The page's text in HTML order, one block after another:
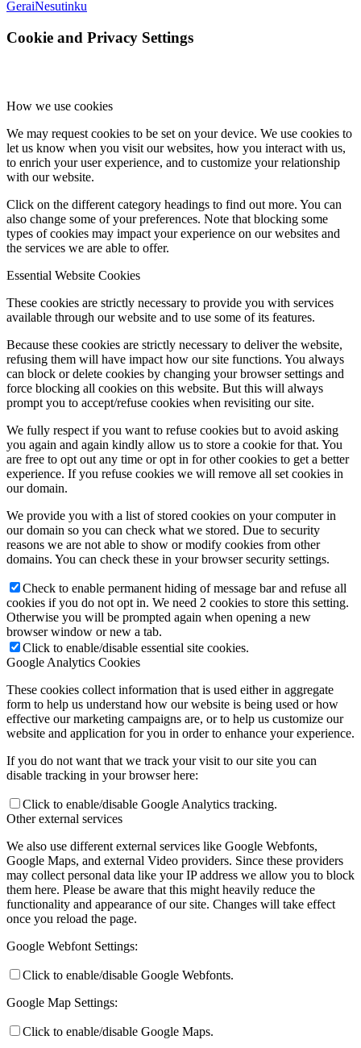
GeraiNesutinku
Cookie and Privacy Settings
How we use cookies
We may request cookies to be set on your device. We use cookies to
let us know when you visit our websites, how you interact with us,
to enrich your user experience, and to customize your relationship
with our website.
Click on the different category headings to find out more. You can
also change some of your preferences. Note that blocking some
types of cookies may impact your experience on our websites and
the services we are able to offer.
Essential Website Cookies
These cookies are strictly necessary to provide you with services
available through our website and to use some of its features.
Because these cookies are strictly necessary to deliver the website,
refusing them will have impact how our site functions. You always
can block or delete cookies by changing your browser settings and
force blocking all cookies on this website. But this will always
prompt you to accept/refuse cookies when revisiting our site.
We fully respect if you want to refuse cookies but to avoid asking
you again and again kindly allow us to store a cookie for that. You
are free to opt out any time or opt in for other cookies to get a better
experience. If you refuse cookies we will remove all set cookies in
our domain.
We provide you with a list of stored cookies on your computer in
our domain so you can check what we stored. Due to security
reasons we are not able to show or modify cookies from other
domains. You can check these in your browser security settings.
Check to enable permanent hiding of message bar and refuse all
cookies if you do not opt in. We need 2 cookies to store this setting.
Otherwise you will be prompted again when opening a new
browser window or new a tab.
Click to enable/disable essential site cookies.
Google Analytics Cookies
These cookies collect information that is used either in aggregate
form to help us understand how our website is being used or how
effective our marketing campaigns are, or to help us customize our
website and application for you in order to enhance your experience.
If you do not want that we track your visit to our site you can
disable tracking in your browser here:
Click to enable/disable Google Analytics tracking.
Other external services
We also use different external services like Google Webfonts,
Google Maps, and external Video providers. Since these providers
may collect personal data like your IP address we allow you to block
them here. Please be aware that this might heavily reduce the
functionality and appearance of our site. Changes will take effect
once you reload the page.
Google Webfont Settings:
Click to enable/disable Google Webfonts.
Google Map Settings:
Click to enable/disable Google Maps.